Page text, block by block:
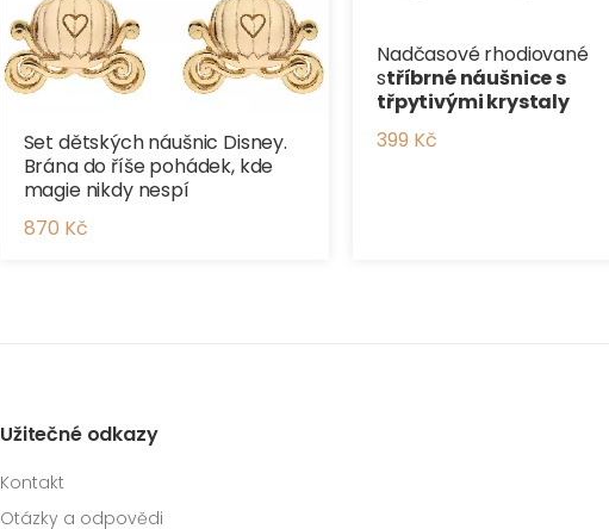
Set dětských náušnic Disney.
Brána do říše pohádek, kde
magie nikdy nespí
870 Kč
Nadčasové rhodiované
stříbrné náušnice s
třpytivými krystaly
399 Kč
Užitečné odkazy
Kontakt
Otázky a odpovědi